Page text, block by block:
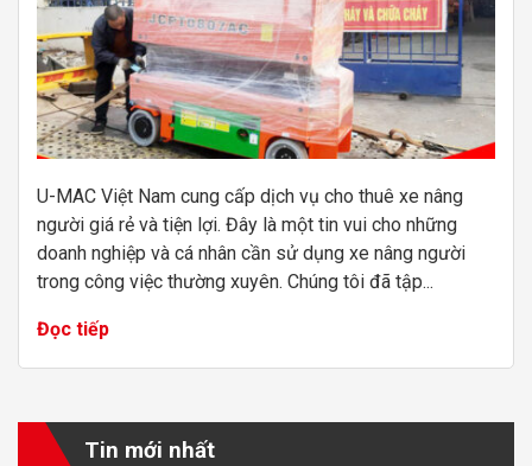
U-MAC Việt Nam cung cấp dịch vụ cho thuê xe nâng
người giá rẻ và tiện lợi. Đây là một tin vui cho những
doanh nghiệp và cá nhân cần sử dụng xe nâng người
trong công việc thường xuyên. Chúng tôi đã tập...
Đọc tiếp
Tin mới nhất